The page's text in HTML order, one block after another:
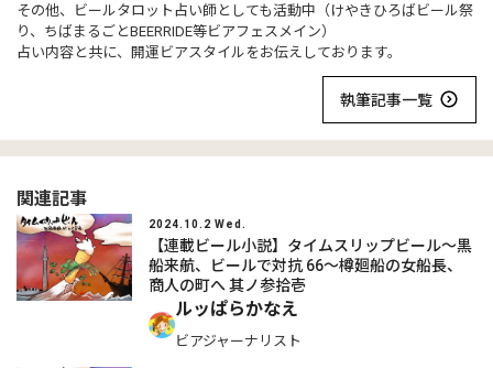
その他、ビールタロット占い師としても活動中（けやきひろばビール祭
り、ちばまるごとBEERRIDE等ビアフェスメイン）
占い内容と共に、開運ビアスタイルをお伝えしております。
執筆記事一覧
関連記事
2024.10.2 Wed.
【連載ビール小説】タイムスリップビール～黒
船来航、ビールで対抗 66～樽廻船の女船長、
商人の町へ 其ノ参拾壱
ルッぱらかなえ
ビアジャーナリスト